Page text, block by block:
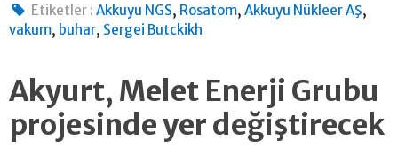
Etiketler : Akkuyu NGS, Rosatom,Akkuyu Nükleer AŞ,
vakum, buhar, Sergei Butckikh
Akyurt, Melet Enerji Grubu
projesinde yer değiştirecek